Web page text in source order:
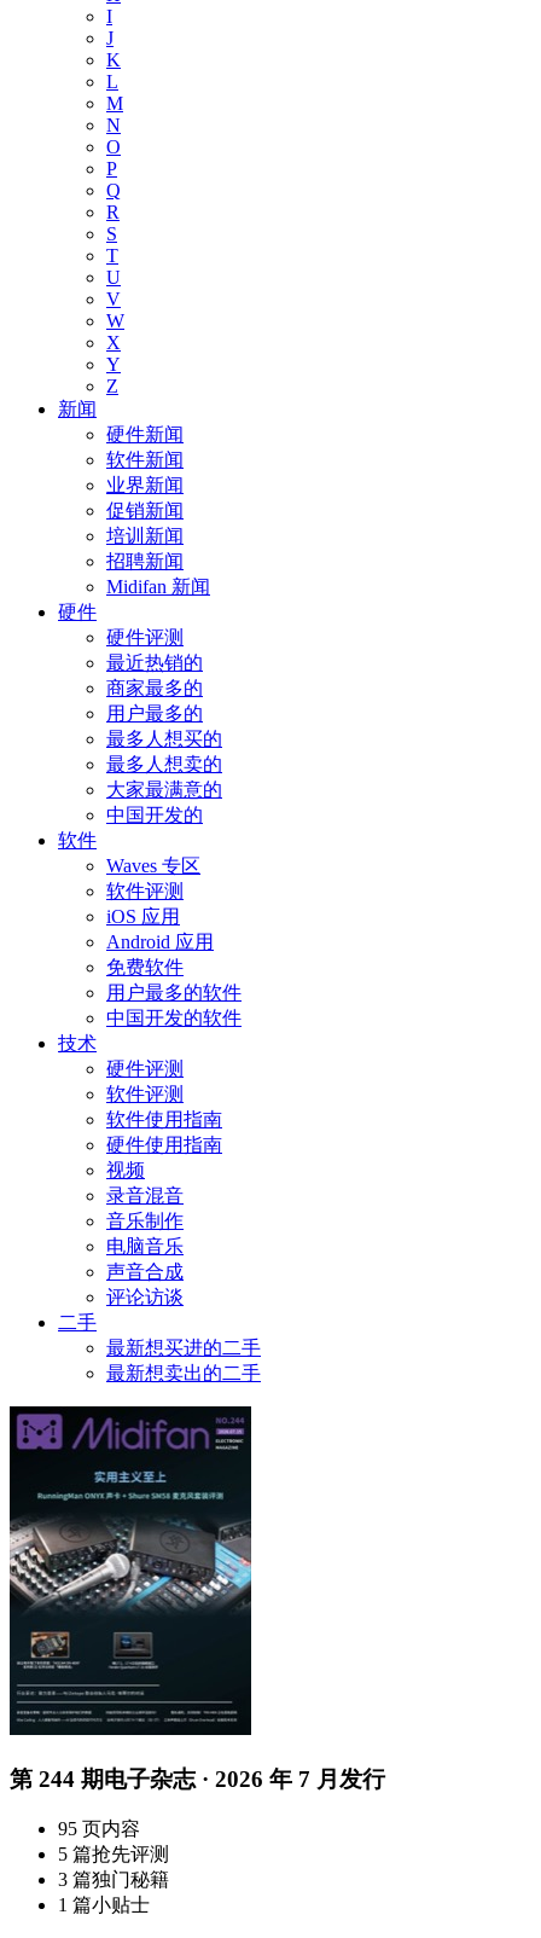
I
J
K
L
M
N
O
P
Q
R
S
T
U
V
W
X
Y
Z
新闻
硬件新闻
软件新闻
业界新闻
促销新闻
培训新闻
招聘新闻
Midifan 新闻
硬件
硬件评测
最近热销的
商家最多的
用户最多的
最多人想买的
最多人想卖的
大家最满意的
中国开发的
软件
Waves 专区
软件评测
iOS 应用
Android 应用
免费软件
用户最多的软件
中国开发的软件
技术
硬件评测
软件评测
软件使用指南
硬件使用指南
视频
录音混音
音乐制作
电脑音乐
声音合成
评论访谈
二手
最新想买进的二手
最新想卖出的二手
第 244 期电子杂志 · 2026 年 7 月发行
95 页内容
5 篇抢先评测
3 篇独门秘籍
1 篇小贴士